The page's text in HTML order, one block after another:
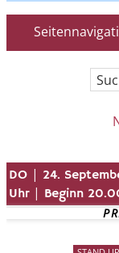
DO | 24.
Uhr | Beginn